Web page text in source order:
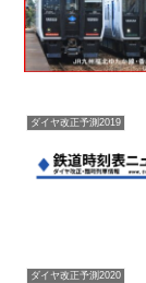
ダイヤ改正予測2019
ダイヤ改正予測2020